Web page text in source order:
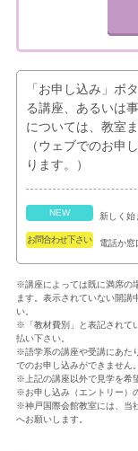
「お申し込み」ボ
る講座、あるいは
については、教室
（ウェブでのお申
ります。）
NEW 新しく始
お問合わせ下さい 電話か窓
※講座によっては既に満席の
ます。表示されていない開講
い。
※「教材費別」と表記されて
払い下さい。
※語学系の講座や受講にあた
でのお申し込みができません
※上記の講座以外で見学を希
※お申し込み（エントリー）
※神戸国際会館教室には、当
へお願いします。